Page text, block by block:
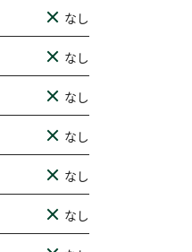
なし
なし
なし
なし
なし
なし